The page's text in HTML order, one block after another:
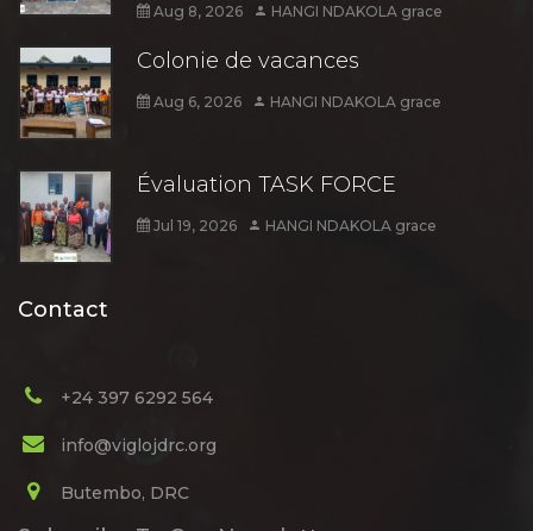
Aug 8, 2026 HANGI NDAKOLA grace
Colonie de vacances
Aug 6, 2026 HANGI NDAKOLA grace
Évaluation TASK FORCE
Jul 19, 2026 HANGI NDAKOLA grace
Contact
+24 397 6292 564
info@viglojdrc.org
Butembo, DRC